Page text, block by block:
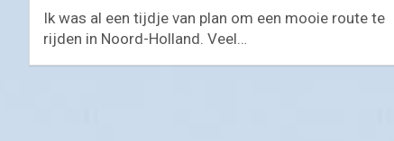
Ik was al een tijdje van plan om een mooie route te
rijden in Noord-Holland. Veel…